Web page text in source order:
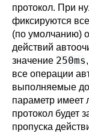
протокол. При
фиксируются
(по умолчанию)
действий
значение 250ms
все операции
выполняемые
параметр имеет
протокол будет
пропуска